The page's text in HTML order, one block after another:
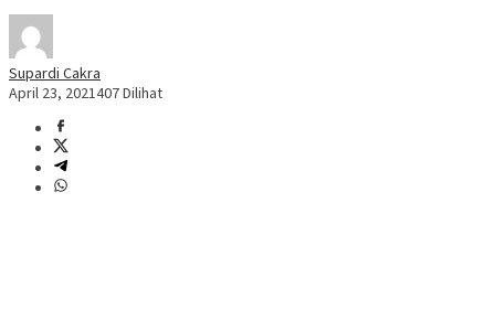
Supardi Cakra
April 23, 2021407 Dilihat